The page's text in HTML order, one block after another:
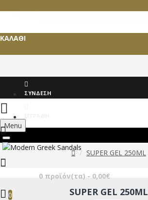
ΚΑΛΆΘΙ
ΣΎΝΔΕΣΗ
Menu
0 προϊόν(τα) - 0,00€
0
SUPER GEL 250ML
SUPER GEL 250ML